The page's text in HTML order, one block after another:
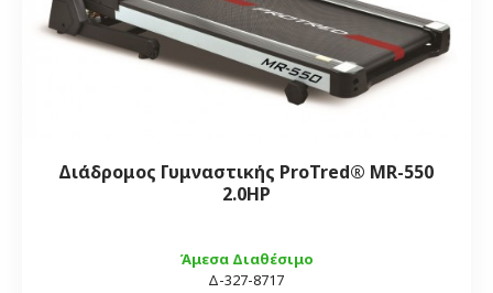
Άμεσα Διαθέσιμο
Δ-327-8717
Διάδρομος Γυμναστικής ProTred® MR-550
2.0HP